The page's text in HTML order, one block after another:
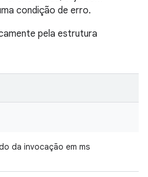
condição de erro.
pela estrutura
da invocação em ms